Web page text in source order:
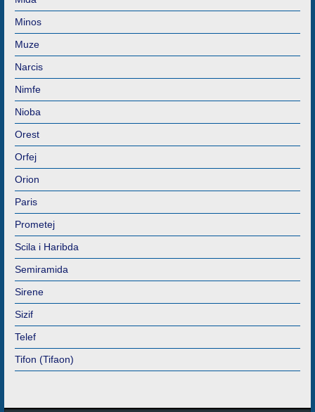
Minos
Muze
Narcis
Nimfe
Nioba
Orest
Orfej
Orion
Paris
Prometej
Scila i Haribda
Semiramida
Sirene
Sizif
Telef
Tifon (Tifaon)